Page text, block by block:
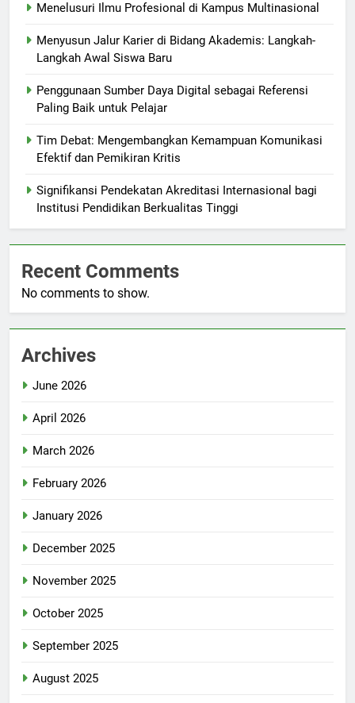
Menelusuri Ilmu Profesional di Kampus Multinasional
Menyusun Jalur Karier di Bidang Akademis: Langkah-
Langkah Awal Siswa Baru
Penggunaan Sumber Daya Digital sebagai Referensi
Paling Baik untuk Pelajar
Tim Debat: Mengembangkan Kemampuan Komunikasi
Efektif dan Pemikiran Kritis
Signifikansi Pendekatan Akreditasi Internasional bagi
Institusi Pendidikan Berkualitas Tinggi
Recent Comments
No comments to show.
Archives
June 2026
April 2026
March 2026
February 2026
January 2026
December 2025
November 2025
October 2025
September 2025
August 2025